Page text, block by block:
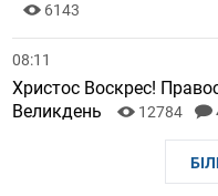
6143
08:11
Христос Воскрес!
Великдень
12784